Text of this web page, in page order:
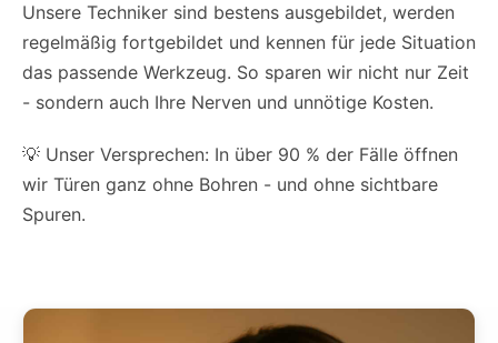
Unsere Techniker sind bestens ausgebildet, werden
regelmäßig fortgebildet und kennen für jede Situation
das passende Werkzeug. So sparen wir nicht nur Zeit
- sondern auch Ihre Nerven und unnötige Kosten.
💡 Unser Versprechen: In über 90 % der Fälle öffnen
wir Türen ganz ohne Bohren - und ohne sichtbare
Spuren.